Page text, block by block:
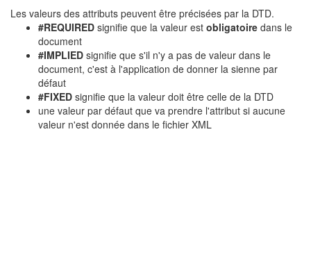
Les valeurs des attributs peuvent être précisées par la DTD.
#REQUIRED signifie que la valeur est obligatoire dans le
document
#IMPLIED signifie que s'il n'y a pas de valeur dans le
document, c'est à l'application de donner la sienne par
défaut
#FIXED signifie que la valeur doit être celle de la DTD
une valeur par défaut que va prendre l'attribut si aucune
valeur n'est donnée dans le fichier XML